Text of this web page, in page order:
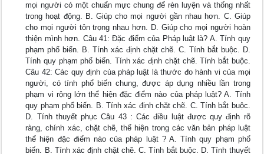
mọi người có một chuẩn mực chung để rèn luyện và thống nhất
trong hoạt động. B. Giúp cho mọi người gần nhau hơn. C. Giúp
cho mọi người tôn trọng nhau hơn. D. Giúp cho mọi người hoàn
thiện mình hơn. Câu 41: Đặc điểm của Pháp luật là? A. Tính quy
phạm phổ biến. B. Tính xác định chặt chẽ. C. Tính bắt buộc. D.
Tính quy phạm phổ biến. Tính xác định chặt chẽ. Tính bắt buộc.
Câu 42: Các quy định của pháp luật là thước đo hành vi của mọi
người, có tính phổ biến chung, được áp dụng nhiều lần trong
phạm vi rộng lớn thể hiện đặc điểm nào của pháp luật? A. Tính
quy phạm phổ biến. B. Tính xác định chặt chẽ. C. Tính bắt buộc.
D. Tính thuyết phục Câu 43 : Các điều luật được quy định rõ
ràng, chính xác, chặt chẽ, thể hiện trong các văn bản pháp luật
thể hiện đặc điểm nào của pháp luật ? A. Tính quy phạm phổ
biến. B. Tính xác định chặt chẽ. C. Tính bắt buộc. D. Tính thuyết